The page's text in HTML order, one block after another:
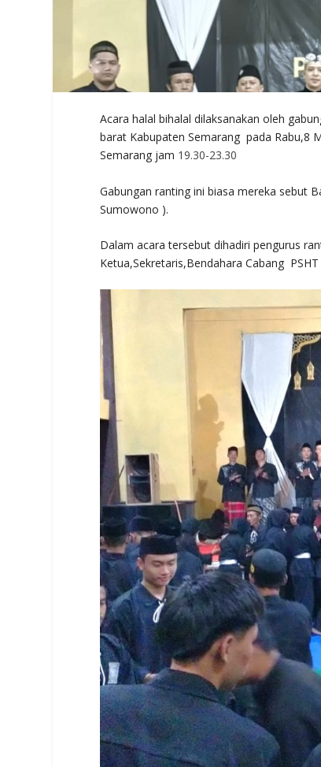
Acara halal bihalal dilaksanakan oleh
barat Kabupaten Semarang pada Rabu,8
Semarang jam 19.30-23.30
Gabungan ranting ini biasa mereka sebut
Sumowono ).
Dalam acara tersebut dihadiri pengurus
Ketua,Sekretaris,Bendahara Cabang